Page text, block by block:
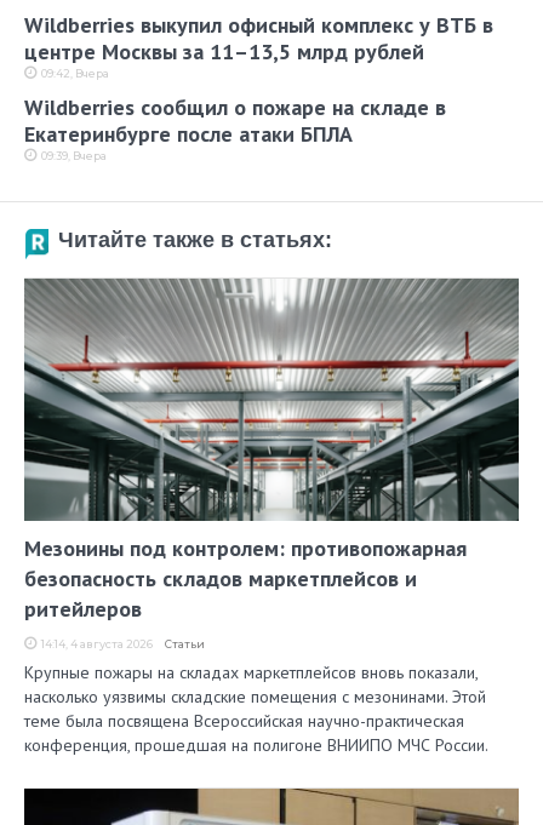
Wildberries выкупил офисный комплекс у ВТБ в
центре Москвы за 11–13,5 млрд рублей
09:42, Вчера
Wildberries сообщил о пожаре на складе в
Екатеринбурге после атаки БПЛА
09:39, Вчера
Читайте также в статьях:
Мезонины под контролем: противопожарная
безопасность складов маркетплейсов и
ритейлеров
14:14, 4 августа 2026 Статьи
Крупные пожары на складах маркетплейсов вновь показали,
насколько уязвимы складские помещения с мезонинами. Этой
теме была посвящена Всероссийская научно-практическая
конференция, прошедшая на полигоне ВНИИПО МЧС России.